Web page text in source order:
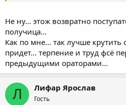
Не ну... этож возвратно
получица...
Как по мне... так лучше крутить
придет... терпение и труд фсё
предыдущими ораторами...
Л Лифар Ярослав
Гость